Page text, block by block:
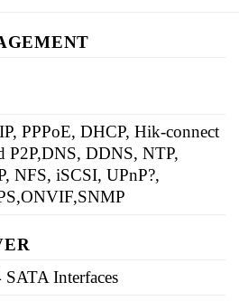
PPPoE, DHCP, Hik-connect
P2P,DNS, DDNS, NTP,
NFS, iSCSI, UPnP?,
SATA Interfaces